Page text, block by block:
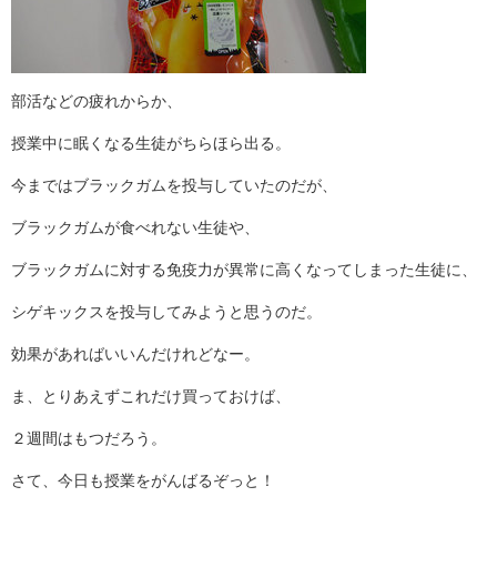
部活などの疲れからか、
授業中に眠くなる生徒がちらほら出る。
今まではブラックガムを投与していたのだが、
ブラックガムが食べれない生徒や、
ブラックガムに対する免疫力が異常に高くなってしまった生徒に、
シゲキックスを投与してみようと思うのだ。
効果があればいいんだけれどなー。
ま、とりあえずこれだけ買っておけば、
２週間はもつだろう。
さて、今日も授業をがんばるぞっと！